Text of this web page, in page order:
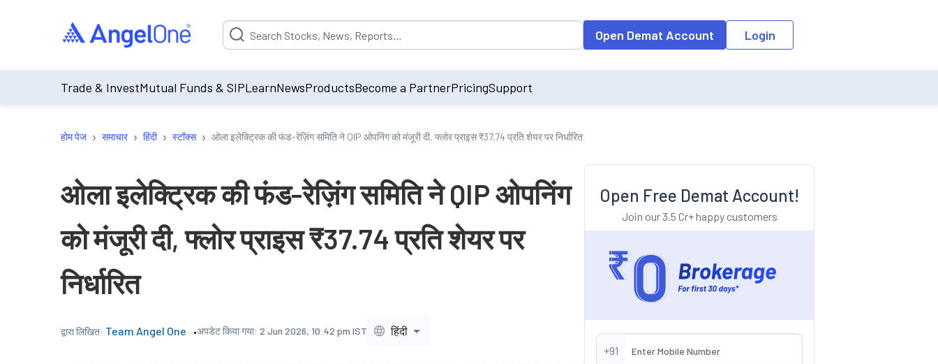
Suggestion will be populated by default on accessing the input field. On entering data into the input field, the suggestion list will be updated as per the
Open Demat Account Login
Trade & InvestMutual Funds & SIPLearnNewsProductsBecome a PartnerPricingSupport
होम पेज › समाचार › हिंदी › स्टॉक्स › ओला इलेक्ट्रिक की फंड-रेज़िंग समिति ने QIP ओपनिंग को मंजूरी दी, फ्लोर प्राइस ₹37.74 प्रति शेयर पर निर्धारित
ओला इलेक्ट्रिक की फंड-रेज़िंग समिति ने QIP ओपनिंग
को मंजूरी दी, फ्लोर प्राइस ₹37.74 प्रति शेयर पर
निर्धारित
द्वारा लिखित: Team Angel One अपडेट किया गया: 2 Jun 2026, 10:42 pm IST हिंदी
Open Free Demat Account!
Join our 3.5 Cr+ happy customers
+91